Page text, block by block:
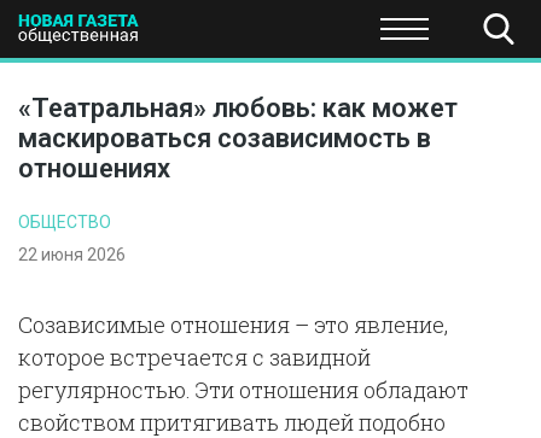
ПОЛИТИКА ЭКОНОМИКА НАУКА И
«Театральная» любовь: как может
маскироваться созависимость в
отношениях
ОБЩЕСТВО
22 июня 2026
Созависимые отношения – это явление,
которое встречается с завидной
регулярностью. Эти отношения обладают
свойством притягивать людей подобно